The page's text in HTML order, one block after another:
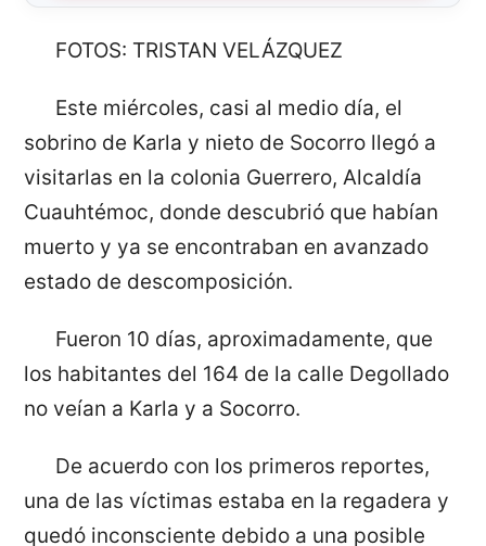
FOTOS: TRISTAN VELÁZQUEZ
Este miércoles, casi al medio día, el
sobrino de Karla y nieto de Socorro llegó a
visitarlas en la colonia Guerrero, Alcaldía
Cuauhtémoc, donde descubrió que habían
muerto y ya se encontraban en avanzado
estado de descomposición.
Fueron 10 días, aproximadamente, que
los habitantes del 164 de la calle Degollado
no veían a Karla y a Socorro.
De acuerdo con los primeros reportes,
una de las víctimas estaba en la regadera y
quedó inconsciente debido a una posible